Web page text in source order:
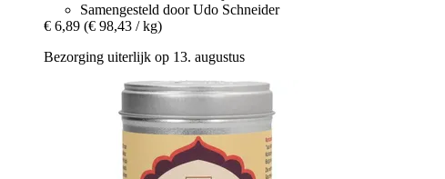
Samengesteld door Udo Schneider
€ 6,89 (€ 98,43 / kg)
Bezorging uiterlijk op 13. augustus